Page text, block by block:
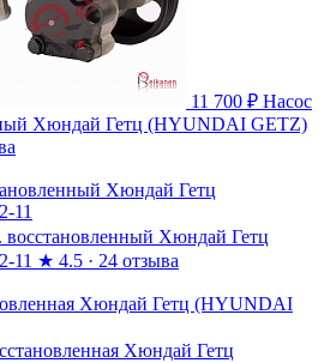
11 700 ₽ Насос
Хюндай Гетц (HYUNDAI GETZ)
восстановленный Хюндай Гетц
11 ★ 4.5 · 24 отзыва
Хюндай Гетц